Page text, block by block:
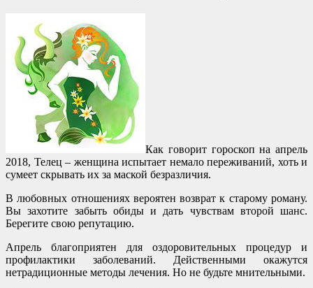
Как говорит гороскоп на апрель
2018, Телец – женщина испытает немало переживаний, хоть и
сумеет скрывать их за маской безразличия.
В любовных отношениях вероятен возврат к старому роману.
Вы захотите забыть обиды и дать чувствам второй шанс.
Берегите свою репутацию.
Апрель благоприятен для оздоровительных процедур и
профилактики заболеваний. Действенными окажутся
нетрадиционные методы лечения. Но не будьте мнительными.